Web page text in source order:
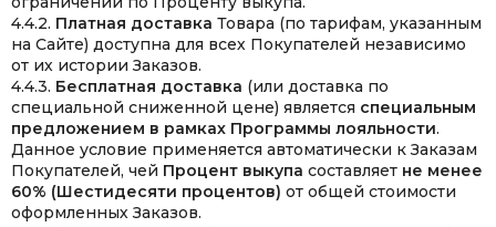
4.4.2. Платная доставка Товара (по тарифам, указанным
на Сайте) доступна для всех Покупателей независимо
от их истории Заказов.
4.4.3. Бесплатная доставка (или доставка по
специальной сниженной цене) является специальным
предложением в рамках Программы лояльности.
Данное условие применяется автоматически к Заказам
Покупателей, чей Процент выкупа составляет не менее
60% (Шестидесяти процентов) от общей стоимости
оформленных Заказов.